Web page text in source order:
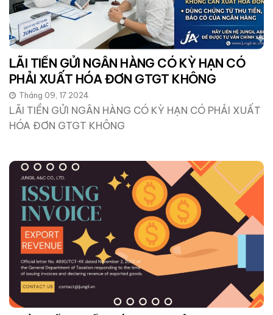
LÃI TIỀN GỬI NGÂN HÀNG CÓ KỲ HẠN CÓ
PHẢI XUẤT HÓA ĐƠN GTGT KHÔNG
Tháng 09, 17 2024
LÃI TIỀN GỬI NGÂN HÀNG CÓ KỲ HẠN CÓ PHẢI XUẤT
HÓA ĐƠN GTGT KHÔNG